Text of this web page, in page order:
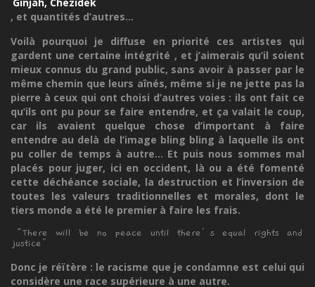
, et quantités d’autres...
Voilà pourquoi je diffuse en priorité ces artistes qui
gardent une certaine intégrité , et j’aimerais qu’il soient
mieux connus du grand public, sans avoir à passer par le
même chemin que leurs aînés, même si je ne jette pas la
pierre à ceux qui ont choisi d’autres voies : ils ont fait ce
qu’ils ont pu pour se faire entendre, et ça valait le coup,
car ils avaient quelque chose d’important à faire
entendre au delà de l’image bling bling à laquelle ils ont
pu coller de temps à autre... Et puis nous sommes mal
placés pour juger, ici en occident, là ou a été fomenté
cette déchéance sociale, la destruction et l’inversion de
toutes les valeurs traditionnelles et morales, dont le
tiers monde a été le premier à faire les frais.
“There will be no peace until there’s equal rights and
justice”
Donc je réïtère : le racisme que je condamne est celui qui
considère une race supérieure à une autre.